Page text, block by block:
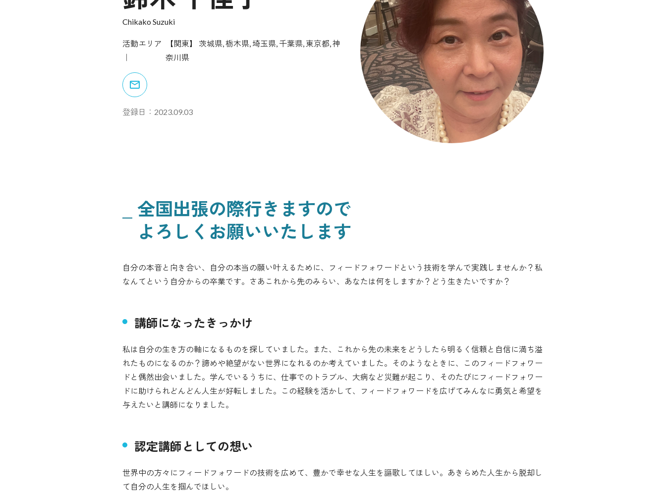
Chikako Suzuki
活動エリア 【関東】 茨城県 栃木県 埼玉県 千葉県 東京都 神
奈川県
登録日： 2023.09.03
全国出張の際行きますので
よろしくお願いいたします
自分の本音と向き合い、自分の本当の願い叶えるために、フィードフォワードという技術を学んで実践しませんか？私
なんてという自分からの卒業です。さあこれから先のみらい、あなたは何をしますか？どう生きたいですか？
講師になったきっかけ
私は自分の生き方の軸になるものを探していました。また、これから先の未来をどうしたら明るく信頼と自信に満ち溢
れたものになるのか？諦めや絶望がない世界になれるのか考えていました。そのようなときに、このフィードフォワー
ドと偶然出会いました。学んでいるうちに、仕事でのトラブル、大病など災難が起こり、そのたびにフィードフォワー
ドに助けられどんどん人生が好転しました。この経験を活かして、フィードフォワードを広げてみんなに勇気と希望を
与えたいと講師になりました。
認定講師としての想い
世界中の方々にフィードフォワードの技術を広めて、豊かで幸せな人生を謳歌してほしい。あきらめた人生から脱却し
て自分の人生を掴んでほしい。